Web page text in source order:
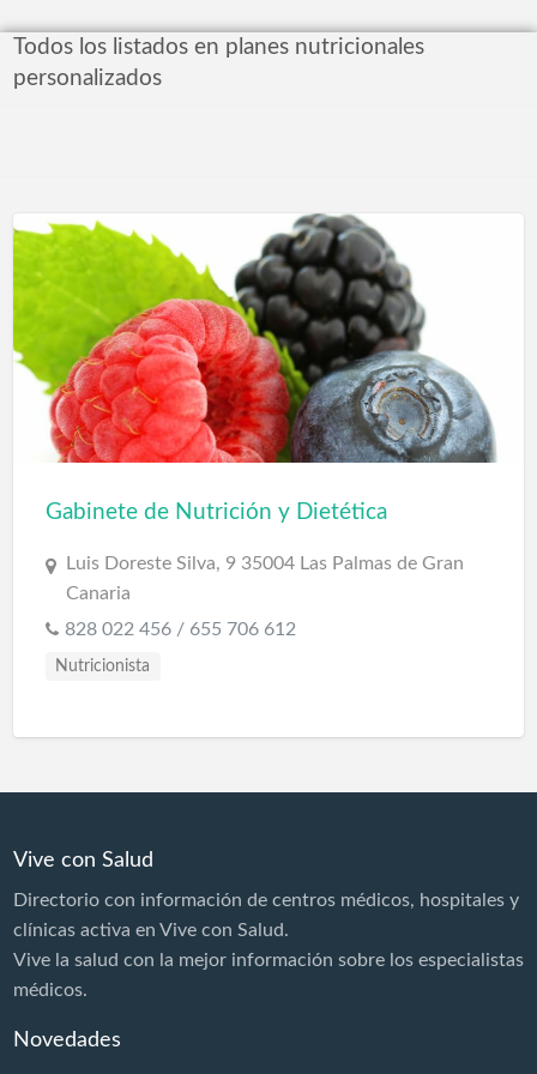
Todos los listados en planes nutricionales
personalizados
Gabinete de Nutrición y Dietética
Luis Doreste Silva, 9 35004 Las Palmas de Gran
Canaria
828 022 456 / 655 706 612
Nutricionista
Vive con Salud
Directorio con información de centros médicos, hospitales y
clínicas activa en Vive con Salud.
Vive la salud con la mejor información sobre los especialistas
médicos.
Novedades